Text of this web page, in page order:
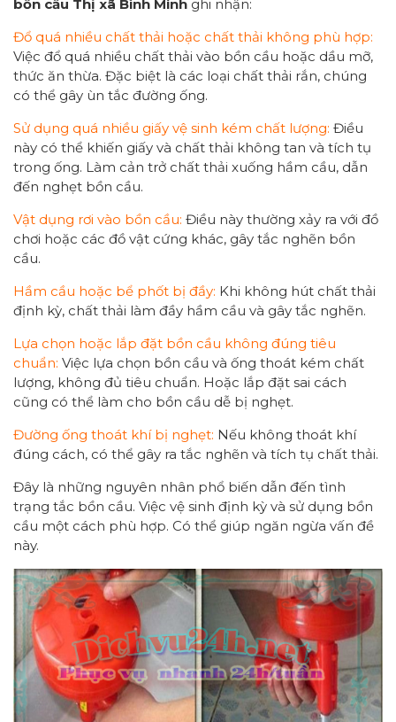
bồn cầu Thị xã Bình Minh ghi nhận:
Đổ quá nhiều chất thải hoặc chất thải không phù hợp:
Việc đổ quá nhiều chất thải vào bồn cầu hoặc dầu mỡ,
thức ăn thừa. Đặc biệt là các loại chất thải rắn, chúng
có thể gây ùn tắc đường ống.
Sử dụng quá nhiều giấy vệ sinh kém chất lượng: Điều
này có thể khiến giấy và chất thải không tan và tích tụ
trong ống. Làm cản trở chất thải xuống hầm cầu, dẫn
đến nghẹt bồn cầu.
Vật dụng rơi vào bồn cầu: Điều này thường xảy ra với đồ
chơi hoặc các đồ vật cứng khác, gây tắc nghẽn bồn
cầu.
Hầm cầu hoặc bể phốt bị đầy: Khi không hút chất thải
định kỳ, chất thải làm đầy hầm cầu và gây tắc nghẽn.
Lựa chọn hoặc lắp đặt bồn cầu không đúng tiêu
chuẩn: Việc lựa chọn bồn cầu và ống thoát kém chất
lượng, không đủ tiêu chuẩn. Hoặc lắp đặt sai cách
cũng có thể làm cho bồn cầu dễ bị nghẹt.
Đường ống thoát khí bị nghẹt: Nếu không thoát khí
đúng cách, có thể gây ra tắc nghẽn và tích tụ chất thải.
Đây là những nguyên nhân phổ biến dẫn đến tình
trạng tắc bồn cầu. Việc vệ sinh định kỳ và sử dụng bồn
cầu một cách phù hợp. Có thể giúp ngăn ngừa vấn đề
này.